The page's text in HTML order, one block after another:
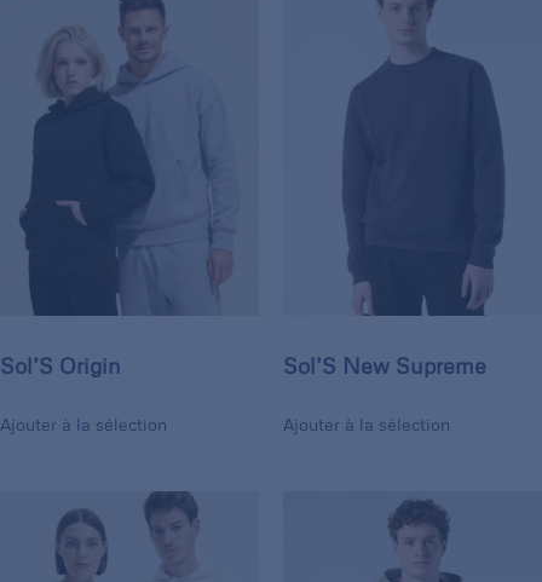
Sol’S Origin
Ajouter à la sélection
Sol’S New Supreme
Ajouter à la sélection